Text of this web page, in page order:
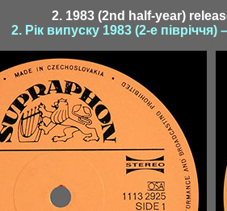
2. 1983 (2nd half-year)
2. Рік випуску 1983 (2-е півріччя)